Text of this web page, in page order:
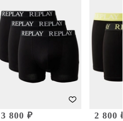
3 800 ₽ 2 800